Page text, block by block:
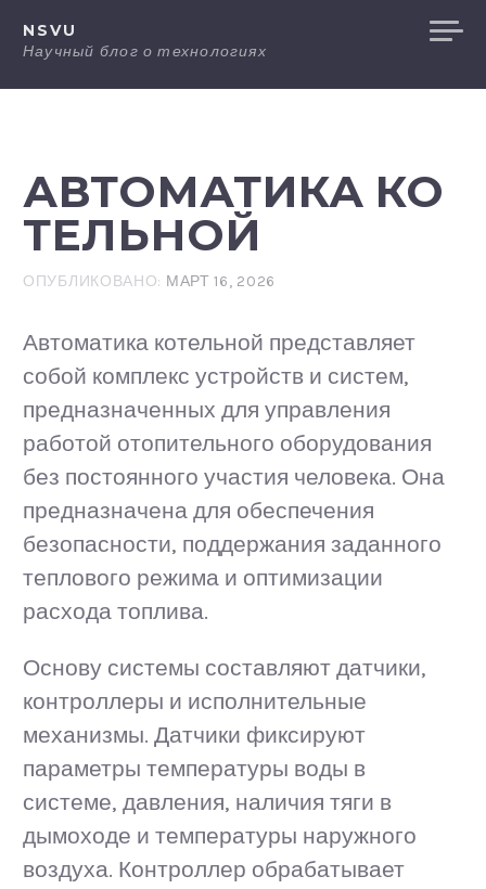
содержанию
NSVU
Научный блог о технологиях
АВТОМАТИКА КО
ТЕЛЬНОЙ
ОПУБЛИКОВАНО: МАРТ 16, 2026
Автоматика котельной представляет
собой комплекс устройств и систем,
предназначенных для управления
работой отопительного оборудования
без постоянного участия человека. Она
предназначена для обеспечения
безопасности, поддержания заданного
теплового режима и оптимизации
расхода топлива.
Основу системы составляют датчики,
контроллеры и исполнительные
механизмы. Датчики фиксируют
параметры температуры воды в
системе, давления, наличия тяги в
дымоходе и температуры наружного
воздуха. Контроллер обрабатывает